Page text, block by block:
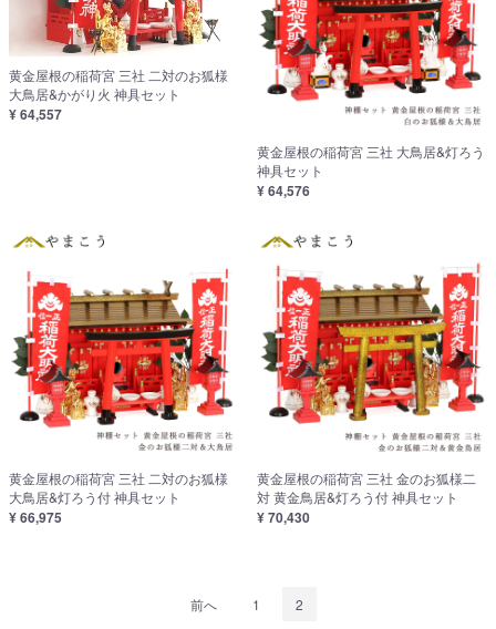
黄金屋根の稲荷宮 三社 二対のお狐様
大鳥居&かがり火 神具セット
¥ 64,557
黄金屋根の稲荷宮 三社 大鳥居&灯ろう
神具セット
¥ 64,576
黄金屋根の稲荷宮 三社 二対のお狐様
大鳥居&灯ろう付 神具セット
¥ 66,975
黄金屋根の稲荷宮 三社 金のお狐様二
対 黄金鳥居&灯ろう付 神具セット
¥ 70,430
前へ 1 2